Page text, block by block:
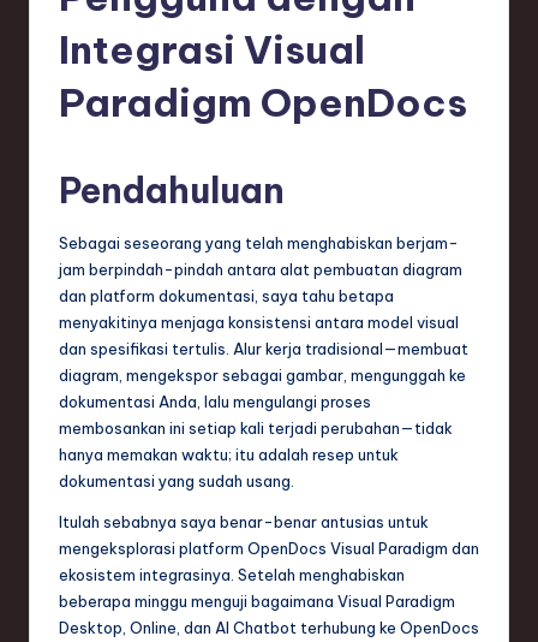
si
T
d
Integrasi Visual
Paradigm OpenDocs
Pendahuluan
Sebagai seseorang yang telah menghabiskan berjam-
jam berpindah-pindah antara alat pembuatan diagram
dan platform dokumentasi, saya tahu betapa
menyakitinya menjaga konsistensi antara model visual
dan spesifikasi tertulis. Alur kerja tradisional—membuat
diagram, mengekspor sebagai gambar, mengunggah ke
dokumentasi Anda, lalu mengulangi proses
membosankan ini setiap kali terjadi perubahan—tidak
hanya memakan waktu; itu adalah resep untuk
dokumentasi yang sudah usang.
Itulah sebabnya saya benar-benar antusias untuk
mengeksplorasi platform OpenDocs Visual Paradigm dan
ekosistem integrasinya. Setelah menghabiskan
beberapa minggu menguji bagaimana Visual Paradigm
Desktop, Online, dan AI Chatbot terhubung ke OpenDocs